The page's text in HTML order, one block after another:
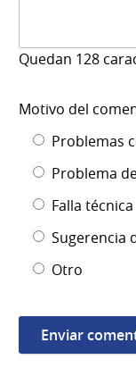
Quedan 128
Motivo del
Problemas
Problema
Falla técnica
Sugerencia
Otro